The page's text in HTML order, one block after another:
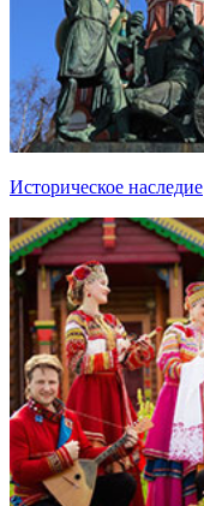
Историческое наследие